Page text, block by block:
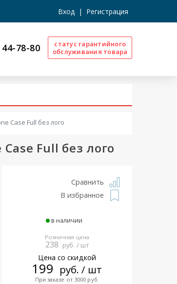
Вход | Регистрация
78-80
статус гарантийного
обслуживания товара
Case Full без лого
Full без лого
Сравнить
В избранное
в наличии
Розничная цена
238 руб. / шт
Цена со скидкой
199 руб. / шт
При заказе от 3000 руб.